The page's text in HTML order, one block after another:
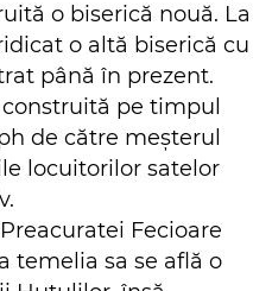
o biserică nouă. La
o altă biserică cu
până în prezent.
pe timpul
de către meșterul
locuitorilor satelor
Fecioare
temelia sa se află o